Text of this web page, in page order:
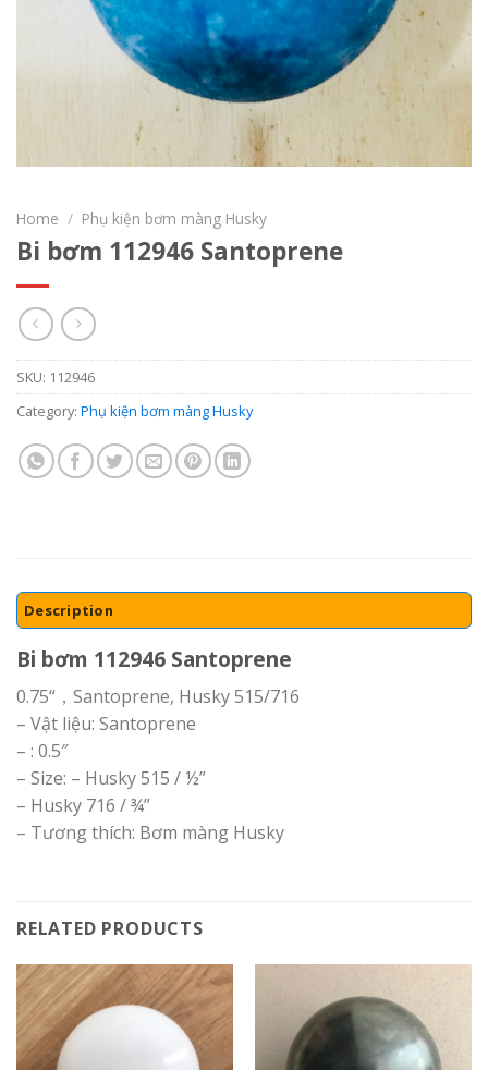
Home / Phụ kiện bơm màng Husky
Bi bơm 112946 Santoprene
SKU: 112946
Category: Phụ kiện bơm màng Husky
Description
Bi bơm 112946 Santoprene
0.75“，Santoprene, Husky 515/716
– Vật liệu: Santoprene
– : 0.5″
– Size: – Husky 515 / ½”
– Husky 716 / ¾”
– Tương thích: Bơm màng Husky
RELATED PRODUCTS